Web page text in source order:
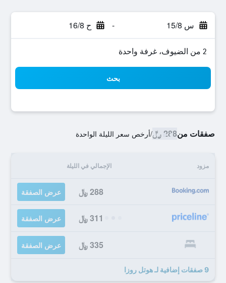
س 15/8 - ح 16/8
2 من الضيوف، غرفة واحدة
بحث
صفقات من288 ﷼ /أرخص سعر الليلة الواحدة
مزود الإجمالي في الليلة
288 ﷼ عرض الصفقة
311 ﷼ عرض الصفقة
335 ﷼ عرض الصفقة
9 صفقات إضافية لـ هوتل روزا